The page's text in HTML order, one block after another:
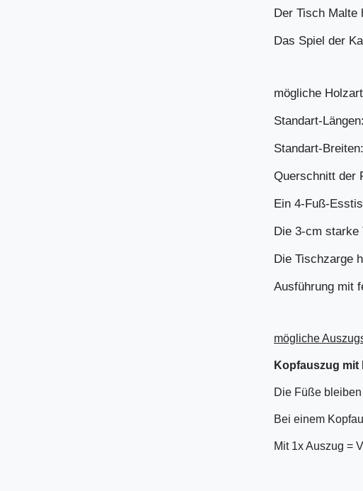
Der Tisch Malte
Das Spiel der
mögliche
Standart-
Standart-
Querschnitt der
Ein 4-Fuß-
Die 3-cm starke
Die Tischzarge
Ausführung mit
mögliche
Kopfauszug mit
Die Füße
Bei einem
Mit 1x Auszug =